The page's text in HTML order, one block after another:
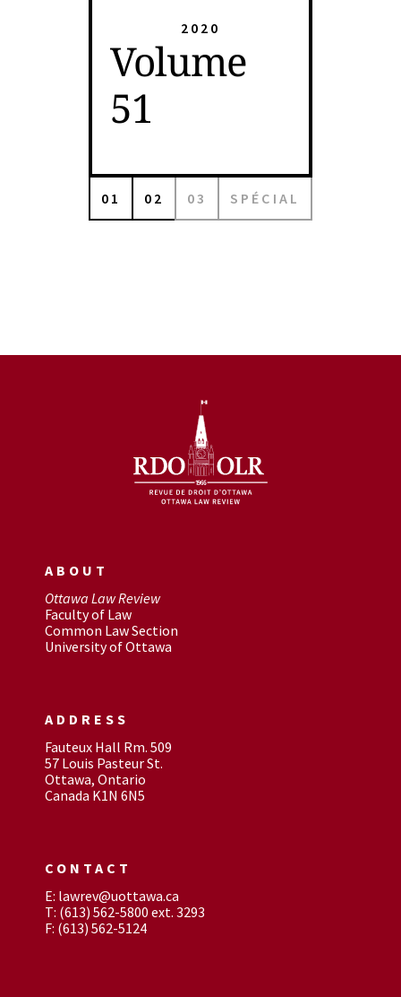
2020
Volume
51
01 02 03 SPÉCIAL
ABOUT
Ottawa Law Review
Faculty of Law
Common Law Section
University of Ottawa
ADDRESS
Fauteux Hall Rm. 509
57 Louis Pasteur St.
Ottawa, Ontario
Canada K1N 6N5
CONTACT
E: lawrev@uottawa.ca
T: (613) 562-5800 ext. 3293
F: (613) 562-5124